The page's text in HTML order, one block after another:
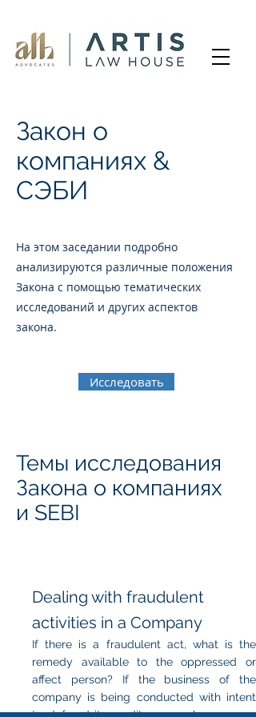
Закон о
компаниях &
СЭБИ
На этом заседании подробно
анализируются различные положения
Закона с помощью тематических
исследований и других аспектов
закона.
Исследовать
Темы исследования
Закона о компаниях
и SEBI
Dealing with fraudulent
activities in a Company
If there is a fraudulent act, what is the
remedy available to the oppressed or
affect person? If the business of the
company is being conducted with intent